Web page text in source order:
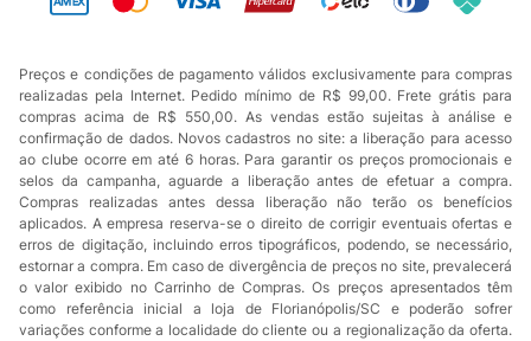
Preços e condições de pagamento válidos exclusivamente para compras
realizadas pela Internet. Pedido mínimo de R$ 99,00. Frete grátis para
compras acima de R$ 550,00. As vendas estão sujeitas à análise e
confirmação de dados. Novos cadastros no site: a liberação para acesso
ao clube ocorre em até 6 horas. Para garantir os preços promocionais e
selos da campanha, aguarde a liberação antes de efetuar a compra.
Compras realizadas antes dessa liberação não terão os benefícios
aplicados. A empresa reserva-se o direito de corrigir eventuais ofertas e
erros de digitação, incluindo erros tipográficos, podendo, se necessário,
estornar a compra. Em caso de divergência de preços no site, prevalecerá
o valor exibido no Carrinho de Compras. Os preços apresentados têm
como referência inicial a loja de Florianópolis/SC e poderão sofrer
variações conforme a localidade do cliente ou a regionalização da oferta.